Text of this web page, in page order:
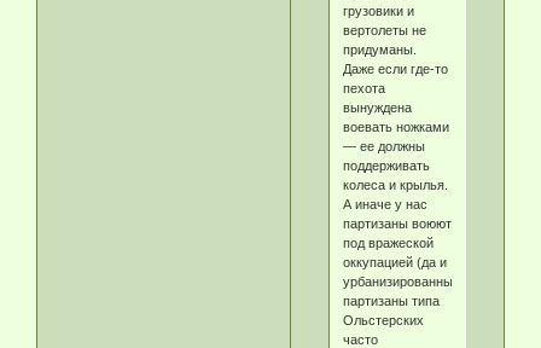
грузовики и
вертолеты не
придуманы.
Даже если где-то
пехота
вынуждена
воевать ножками
— ее должны
поддерживать
колеса и крылья.
А иначе у нас
партизаны воюют
под вражеской
оккупацией (да и
урбанизированные
партизаны типа
Ольстерских
часто